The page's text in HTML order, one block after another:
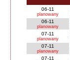
06-11
planowany
06-11
planowany
07-11
planowany
07-11
planowany
07-11